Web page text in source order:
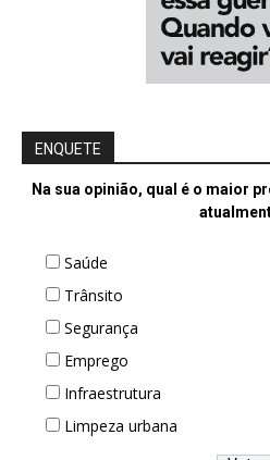
ENQUETE
Na sua opinião, qual é o maior
Saúde
Trânsito
Segurança
Emprego
Infraestrutura
Limpeza urbana